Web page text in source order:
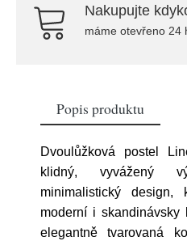
Nakupujte
máme otevřeno 24
Popis produktu
Dvoulůžková postel
klidný, vyvážený
minimalistický design,
moderní i skandinávsky
elegantně tvarovaná